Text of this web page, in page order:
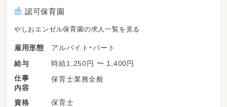
認可保育園
やしおエンゼル保育園の求人一覧を見る
雇用形態
アルバイト・パート
給与
時給1,250円 〜 1,400円
仕事
内容
保育士業務全般
資格 保育士